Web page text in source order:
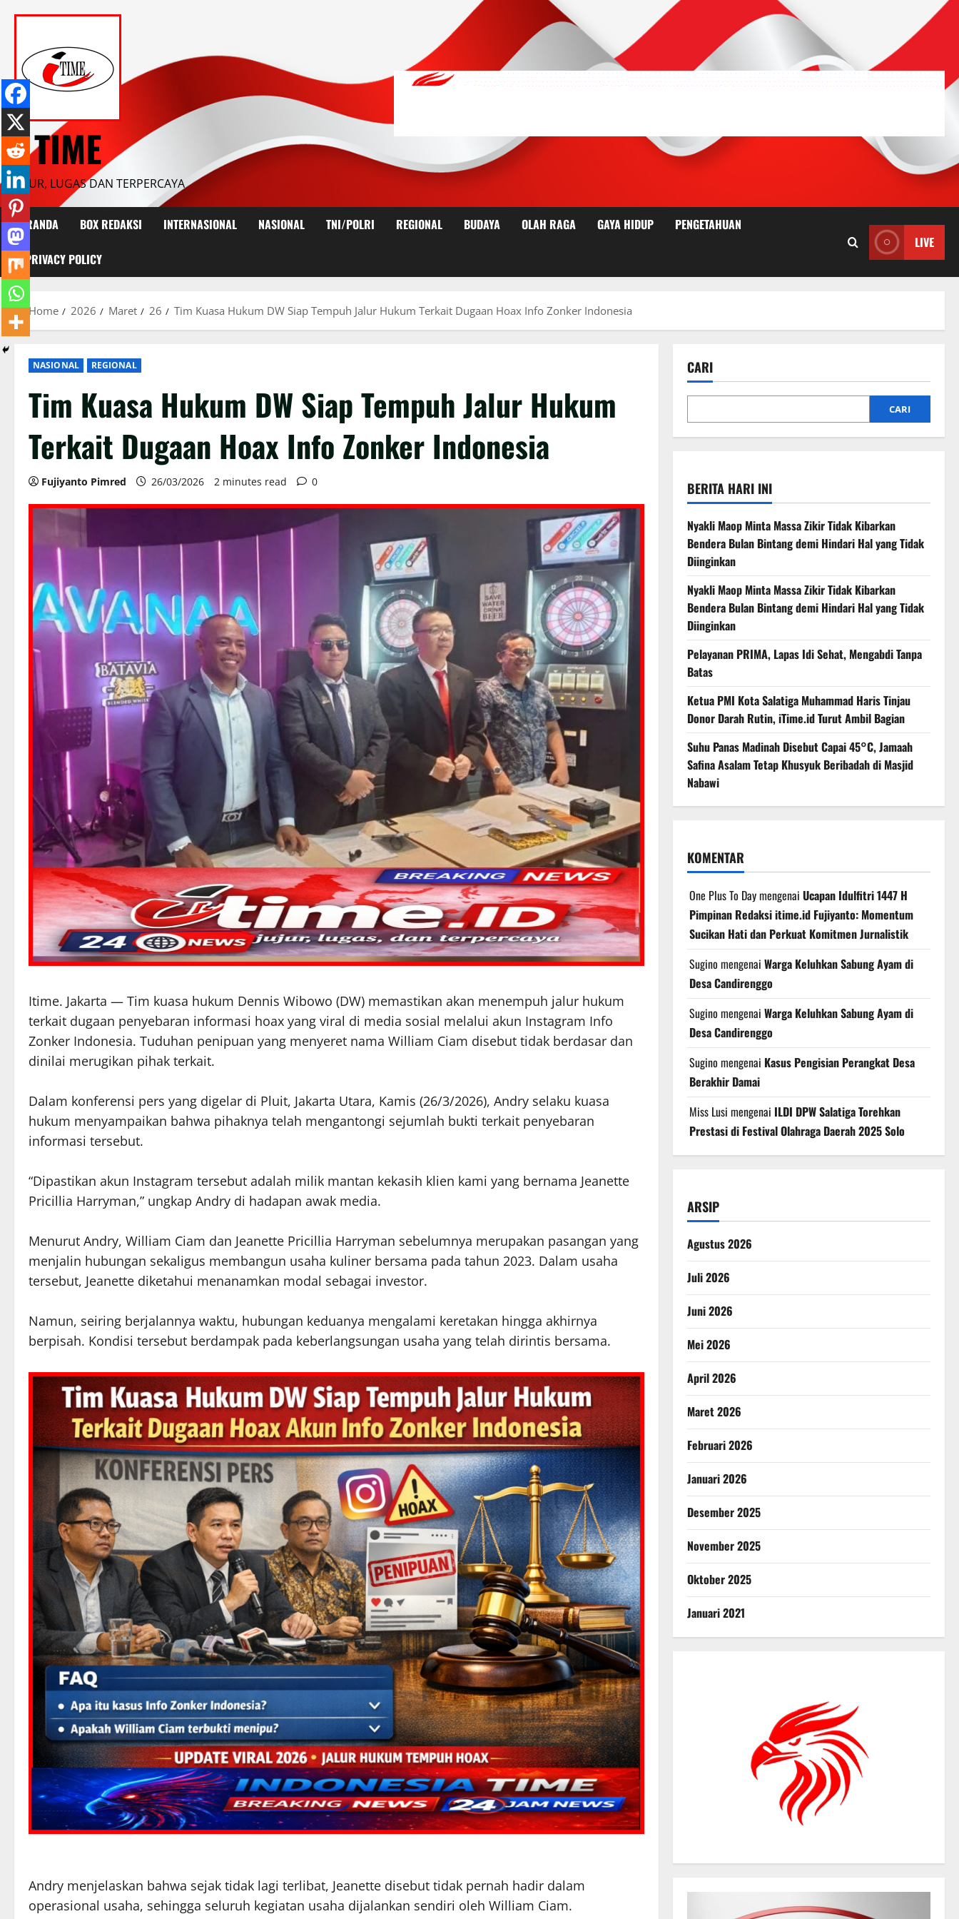
I TIME
JUJUR, LUGAS DAN TERPERCAYA
BERANDA BOX REDAKSI INTERNASIONAL NASIONAL TNI/POLRI REGIONAL BUDAYA OLAH RAGA GAYA HIDUP PENGETAHUAN
PRIVACY POLICY
LIVE
Home 2026 Maret 26 Tim Kuasa Hukum DW Siap Tempuh Jalur Hukum Terkait Dugaan Hoax Info Zonker Indonesia
NASIONAL REGIONAL
Tim Kuasa Hukum DW Siap Tempuh Jalur Hukum
Terkait Dugaan Hoax Info Zonker Indonesia
Fujiyanto Pimred 26/03/2026 2 minutes read 0
Itime. Jakarta — Tim kuasa hukum Dennis Wibowo (DW) memastikan akan menempuh jalur hukum
terkait dugaan penyebaran informasi hoax yang viral di media sosial melalui akun Instagram Info
Zonker Indonesia. Tuduhan penipuan yang menyeret nama William Ciam disebut tidak berdasar dan
dinilai merugikan pihak terkait.
Dalam konferensi pers yang digelar di Pluit, Jakarta Utara, Kamis (26/3/2026), Andry selaku kuasa
hukum menyampaikan bahwa pihaknya telah mengantongi sejumlah bukti terkait penyebaran
informasi tersebut.
“Dipastikan akun Instagram tersebut adalah milik mantan kekasih klien kami yang bernama Jeanette
Pricillia Harryman,” ungkap Andry di hadapan awak media.
Menurut Andry, William Ciam dan Jeanette Pricillia Harryman sebelumnya merupakan pasangan yang
menjalin hubungan sekaligus membangun usaha kuliner bersama pada tahun 2023. Dalam usaha
tersebut, Jeanette diketahui menanamkan modal sebagai investor.
Namun, seiring berjalannya waktu, hubungan keduanya mengalami keretakan hingga akhirnya
berpisah. Kondisi tersebut berdampak pada keberlangsungan usaha yang telah dirintis bersama.
Andry menjelaskan bahwa sejak tidak lagi terlibat, Jeanette disebut tidak pernah hadir dalam
operasional usaha, sehingga seluruh kegiatan usaha dijalankan sendiri oleh William Ciam.
CARI
CARI
BERITA HARI INI
Nyakli Maop Minta Massa Zikir Tidak Kibarkan
Bendera Bulan Bintang demi Hindari Hal yang Tidak
Diinginkan
Nyakli Maop Minta Massa Zikir Tidak Kibarkan
Bendera Bulan Bintang demi Hindari Hal yang Tidak
Diinginkan
Pelayanan PRIMA, Lapas Idi Sehat, Mengabdi Tanpa
Batas
Ketua PMI Kota Salatiga Muhammad Haris Tinjau
Donor Darah Rutin, iTime.id Turut Ambil Bagian
Suhu Panas Madinah Disebut Capai 45°C, Jamaah
Safina Asalam Tetap Khusyuk Beribadah di Masjid
Nabawi
KOMENTAR
One Plus To Daymengenai Ucapan Idulfitri 1447 H
Pimpinan Redaksi itime.id Fujiyanto: Momentum
Sucikan Hati dan Perkuat Komitmen Jurnalistik
Sugino mengenai Warga Keluhkan Sabung Ayam di
Desa Candirenggo
Sugino mengenai Warga Keluhkan Sabung Ayam di
Desa Candirenggo
Sugino mengenai Kasus Pengisian Perangkat Desa
Berakhir Damai
Miss Lusi mengenai ILDI DPW Salatiga Torehkan
Prestasi di Festival Olahraga Daerah 2025 Solo
ARSIP
Agustus 2026
Juli 2026
Juni 2026
Mei 2026
April 2026
Maret 2026
Februari 2026
Januari 2026
Desember 2025
November 2025
Oktober 2025
Januari 2021